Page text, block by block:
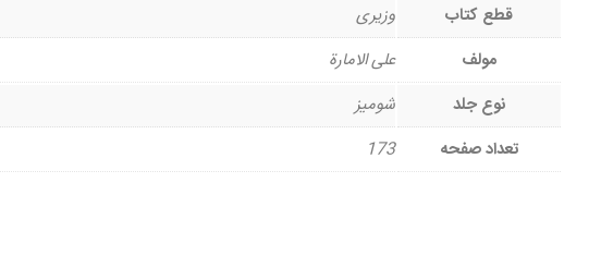
قطع کتاب
وزیری
مولف
علی الامارة
نوع جلد
شومیز
تعداد صفحه
173